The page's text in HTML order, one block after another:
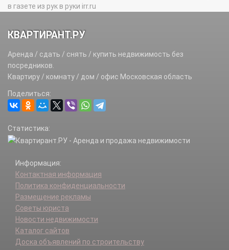
в газете из рук в руки irr.ru
КВАРТИРАНТ.РУ
Аренда / сдать / снять / купить недвижимость без
посредников.
Квартиру / комнату / дом / офис Московская область
Поделиться:
Статистика:
Информация:
Контактная информация
Политика конфиденциальности
Размещение рекламы
Советы юриста
Новости недвижимости
Каталог сайтов
Доска объявлений по строительству